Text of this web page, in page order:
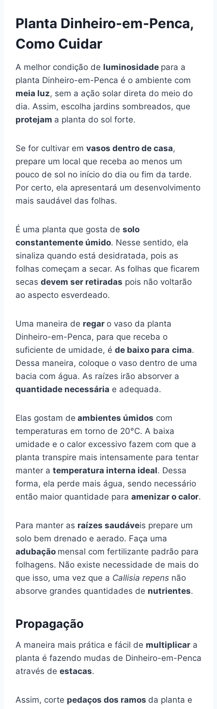
Planta Dinheiro-em-Penca,
Como Cuidar
A melhor condição de luminosidade para a
planta Dinheiro-em-Penca é o ambiente com
meia luz, sem a ação solar direta do meio do
dia. Assim, escolha jardins sombreados, que
protejam a planta do sol forte.
Se for cultivar em vasos dentro de casa,
prepare um local que receba ao menos um
pouco de sol no início do dia ou fim da tarde.
Por certo, ela apresentará um desenvolvimento
mais saudável das folhas.
É uma planta que gosta de solo
constantemente úmido. Nesse sentido, ela
sinaliza quando está desidratada, pois as
folhas começam a secar. As folhas que ficarem
secas devem ser retiradas pois não voltarão
ao aspecto esverdeado.
Uma maneira de regar o vaso da planta
Dinheiro-em-Penca, para que receba o
suficiente de umidade, é de baixo para cima.
Dessa maneira, coloque o vaso dentro de uma
bacia com água. As raízes irão absorver a
quantidade necessária e adequada.
Elas gostam de ambientes úmidos com
temperaturas em torno de 20°C. A baixa
umidade e o calor excessivo fazem com que a
planta transpire mais intensamente para tentar
manter a temperatura interna ideal. Dessa
forma, ela perde mais água, sendo necessário
então maior quantidade para amenizar o calor.
Para manter as raízes saudáveis prepare um
solo bem drenado e aerado. Faça uma
adubação mensal com fertilizante padrão para
folhagens. Não existe necessidade de mais do
que isso, uma vez que a Callisia repens não
absorve grandes quantidades de nutrientes.
Propagação
A maneira mais prática e fácil de multiplicar a
planta é fazendo mudas de Dinheiro-em-Penca
através de estacas.
Assim, corte pedaços dos ramos da planta e